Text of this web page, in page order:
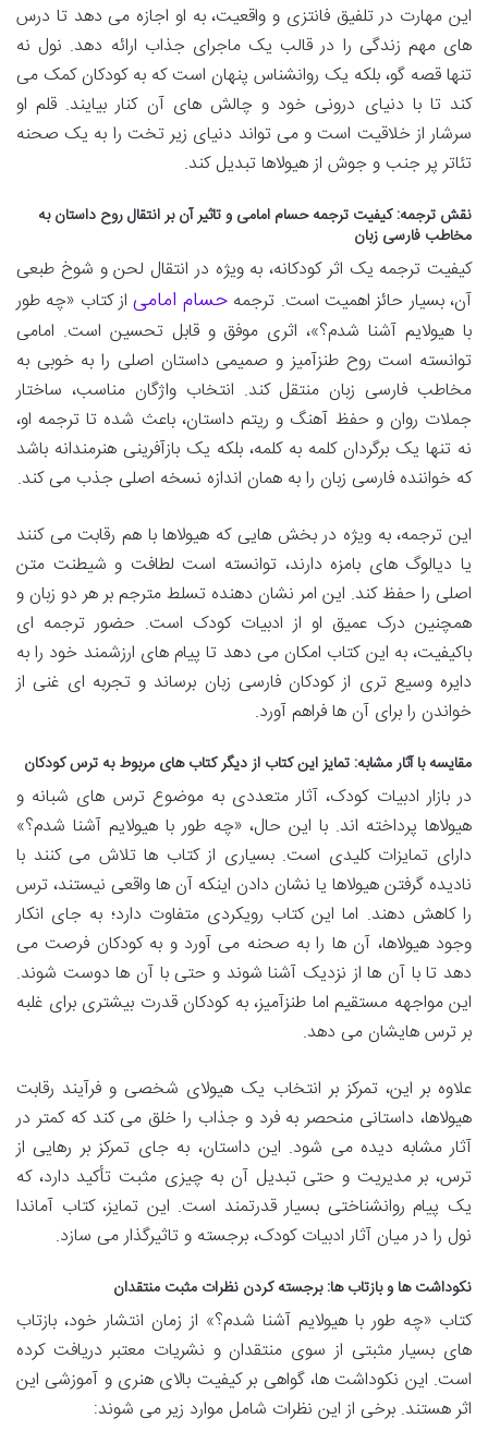
این مهارت در تلفیق فانتزی و واقعیت، به او اجازه می دهد تا درس
های مهم زندگی را در قالب یک ماجرای جذاب ارائه دهد. نول نه
تنها قصه گو، بلکه یک روانشناس پنهان است که به کودکان کمک می
کند تا با دنیای درونی خود و چالش های آن کنار بیایند. قلم او
سرشار از خلاقیت است و می تواند دنیای زیر تخت را به یک صحنه
تئاتر پر جنب و جوش از هیولاها تبدیل کند.
نقش ترجمه: کیفیت ترجمه حسام امامی و تاثیر آن بر انتقال روح داستان به
مخاطب فارسی زبان
کیفیت ترجمه یک اثر کودکانه، به ویژه در انتقال لحن و شوخ طبعی
آن، بسیار حائز اهمیت است. ترجمهحسام امامیاز کتاب «چه طور
با هیولایم آشنا شدم؟»، اثری موفق و قابل تحسین است. امامی
توانسته است روح طنزآمیز و صمیمی داستان اصلی را به خوبی به
مخاطب فارسی زبان منتقل کند. انتخاب واژگان مناسب، ساختار
جملات روان و حفظ آهنگ و ریتم داستان، باعث شده تا ترجمه او،
نه تنها یک برگردان کلمه به کلمه، بلکه یک بازآفرینی هنرمندانه باشد
که خواننده فارسی زبان را به همان اندازه نسخه اصلی جذب می کند.
این ترجمه، به ویژه در بخش هایی که هیولاها با هم رقابت می کنند
یا دیالوگ های بامزه دارند، توانسته است لطافت و شیطنت متن
اصلی را حفظ کند. این امر نشان دهنده تسلط مترجم بر هر دو زبان و
همچنین درک عمیق او از ادبیات کودک است. حضور ترجمه ای
باکیفیت، به این کتاب امکان می دهد تا پیام های ارزشمند خود را به
دایره وسیع تری از کودکان فارسی زبان برساند و تجربه ای غنی از
خواندن را برای آن ها فراهم آورد.
مقایسه با آثار مشابه: تمایز این کتاب از دیگر کتاب های مربوط به ترس کودکان
در بازار ادبیات کودک، آثار متعددی به موضوع ترس های شبانه و
هیولاها پرداخته اند. با این حال، «چه طور با هیولایم آشنا شدم؟»
دارای تمایزات کلیدی است. بسیاری از کتاب ها تلاش می کنند با
نادیده گرفتن هیولاها یا نشان دادن اینکه آن ها واقعی نیستند، ترس
را کاهش دهند. اما این کتاب رویکردی متفاوت دارد؛ به جای انکار
وجود هیولاها، آن ها را به صحنه می آورد و به کودکان فرصت می
دهد تا با آن ها از نزدیک آشنا شوند و حتی با آن ها دوست شوند.
این مواجهه مستقیم اما طنزآمیز، به کودکان قدرت بیشتری برای غلبه
بر ترس هایشان می دهد.
علاوه بر این، تمرکز بر انتخاب یک هیولای شخصی و فرآیند رقابت
هیولاها، داستانی منحصر به فرد و جذاب را خلق می کند که کمتر در
آثار مشابه دیده می شود. این داستان، به جای تمرکز بر رهایی از
ترس، بر مدیریت و حتی تبدیل آن به چیزی مثبت تأکید دارد، که
یک پیام روانشناختی بسیار قدرتمند است. این تمایز، کتاب آماندا
نول را در میان آثار ادبیات کودک، برجسته و تاثیرگذار می سازد.
نکوداشت ها و بازتاب ها: برجسته کردن نظرات مثبت منتقدان
کتاب «چه طور با هیولایم آشنا شدم؟» از زمان انتشار خود، بازتاب
های بسیار مثبتی از سوی منتقدان و نشریات معتبر دریافت کرده
است. این نکوداشت ها، گواهی بر کیفیت بالای هنری و آموزشی این
اثر هستند. برخی از این نظرات شامل موارد زیر می شوند: